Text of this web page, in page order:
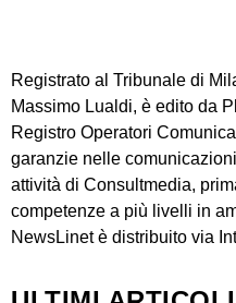
Registrato al Tribunale di
Massimo Lualdi, è edito da
Registro Operatori
garanzie nelle
attività di Consultmedia,
competenze a più livelli in
NewsLinet è distribuito via